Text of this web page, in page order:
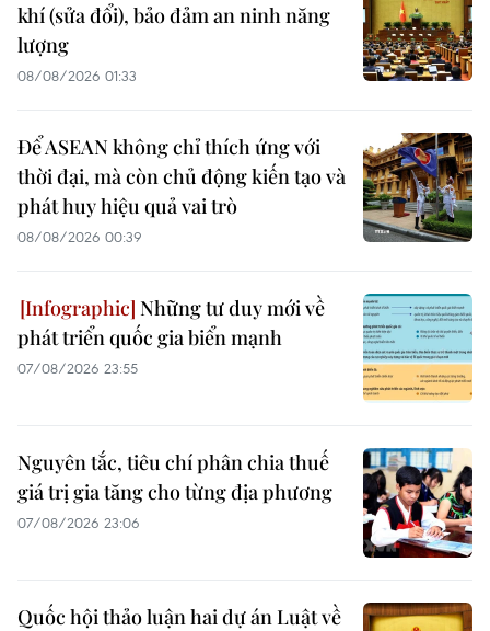
khí (sửa đổi), bảo đảm an ninh năng
lượng
08/08/2026 01:33
Để ASEAN không chỉ thích ứng với
thời đại, mà còn chủ động kiến tạo và
phát huy hiệu quả vai trò
08/08/2026 00:39
Những tư duy mới về
phát triển quốc gia biển mạnh
07/08/2026 23:55
Nguyên tắc, tiêu chí phân chia thuế
giá trị gia tăng cho từng địa phương
07/08/2026 23:06
Quốc hội thảo luận hai dự án Luật về